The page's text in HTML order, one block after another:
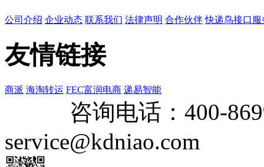
公司介绍 企业动态 联系我们 法律声明 合作伙伴 快递鸟接口服
友情链接
商派 海淘转运 FEC富润电商 递易智能
咨询电话： 400-
service@kdniao.com